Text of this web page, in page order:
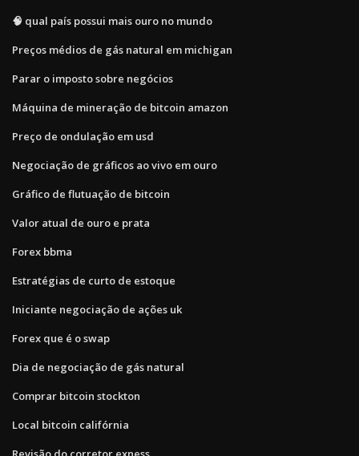
🧠 qual país possui mais ouro no mundo
Preços médios de gás natural em michigan
Parar o imposto sobre negócios
Máquina de mineração de bitcoin amazon
Preço de ondulação em usd
Negociação de gráficos ao vivo em ouro
Gráfico de flutuação de bitcoin
Valor atual de ouro e prata
Forex bbma
Estratégias de curto de estoque
Iniciante negociação de ações uk
Forex que é o swap
Dia de negociação de gás natural
Comprar bitcoin stockton
Local bitcoin califórnia